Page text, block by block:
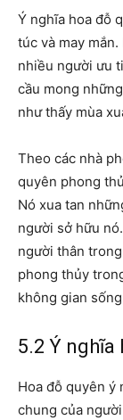
Ý nghĩa hoa đỗ
túc và may
nhiều người ưu
cầu mong
như thấy mùa
Theo các nhà
quyên phong
Nó xua tan
người sở hữu
người thân
phong thủy
không gian
5.2 Ý
Hoa đỗ quyên ý
chung của